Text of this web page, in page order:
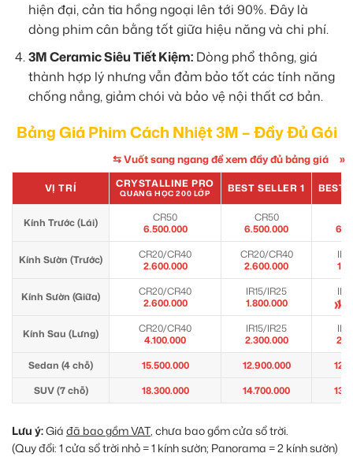
hiện đại, cản tia hồng ngoại lên tới 90%. Đây là
dòng phim cân bằng tốt giữa hiệu năng và chi phí.
3M Ceramic Siêu Tiết Kiệm:Dòng phổ thông, giá
thành hợp lý nhưng vẫn đảm bảo tốt các tính năng
chống nắng, giảm chói và bảo vệ nội thất cơ bản.
Bảng Giá Phim Cách Nhiệt 3M – Đầy Đủ Gói
⇆ Vuốt sang ngang để xem đầy đủ bảng giá »
»
VỊ TRÍ CRYSTALLINE PRO
QUANG HỌC 200 LỚP BEST SELLER 1 BEST
Kính Trước (Lái)
CR50
6.500.000
CR50
6.500.000
Kính Sườn (Trước)
CR20/CR40
2.600.000
CR20/CR40
2.600.000
Kính Sườn (Giữa)
CR20/CR40
2.600.000
IR15/IR25
1.800.000
Kính Sau (Lưng)
CR20/CR40
4.100.000
IR15/IR25
2.300.000
Sedan (4 chỗ)
15.500.000 12.900.000
SUV (7 chỗ)
18.300.000 14.700.000
Lưu ý:Giá đã bao gồm VAT, chưa bao gồm cửa sổ trời.
(Quy đổi: 1 cửa sổ trời nhỏ = 1 kính sườn; Panorama = 2 kính sườn)